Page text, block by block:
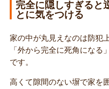
完全に隠しすぎると
とに気をつける
家の中が丸見えなのは防犯
「外から完全に死角になる
です。
高くて隙間のない塀で家を